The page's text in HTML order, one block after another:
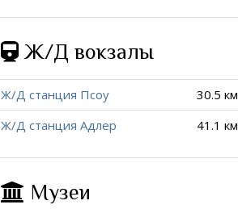
Ж/Д вокзалы
Ж/Д станция Псоу 30.5 км
Ж/Д станция Адлер
41.1 км
Музеи